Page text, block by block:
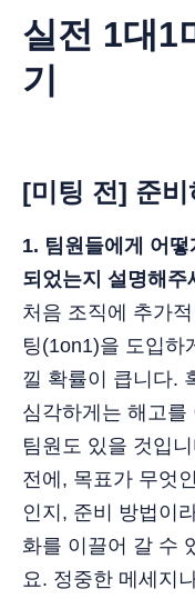
실전 1대1
기
[미팅 전] 준비
1. 팀원들에게 어
되었는지 설명해주
처음 조직에 추가
팅(1on1)을 도입하
낄 확률이 큽니다.
심각하게는 해고를
팀원도 있을 것입
전에, 목표가 무엇
인지, 준비 방법이
화를 이끌어 갈 수
요. 정중한 메세지